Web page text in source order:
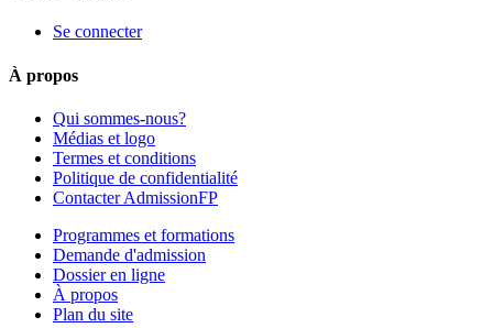
Se connecter
À propos
Qui sommes-nous?
Médias et logo
Termes et conditions
Politique de confidentialité
Contacter AdmissionFP
Programmes et formations
Demande d'admission
Dossier en ligne
À propos
Plan du site